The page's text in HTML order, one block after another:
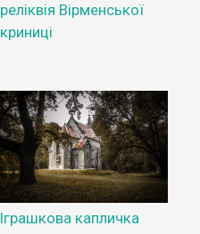
реліквія Вірменської
криниці
Іграшкова капличка